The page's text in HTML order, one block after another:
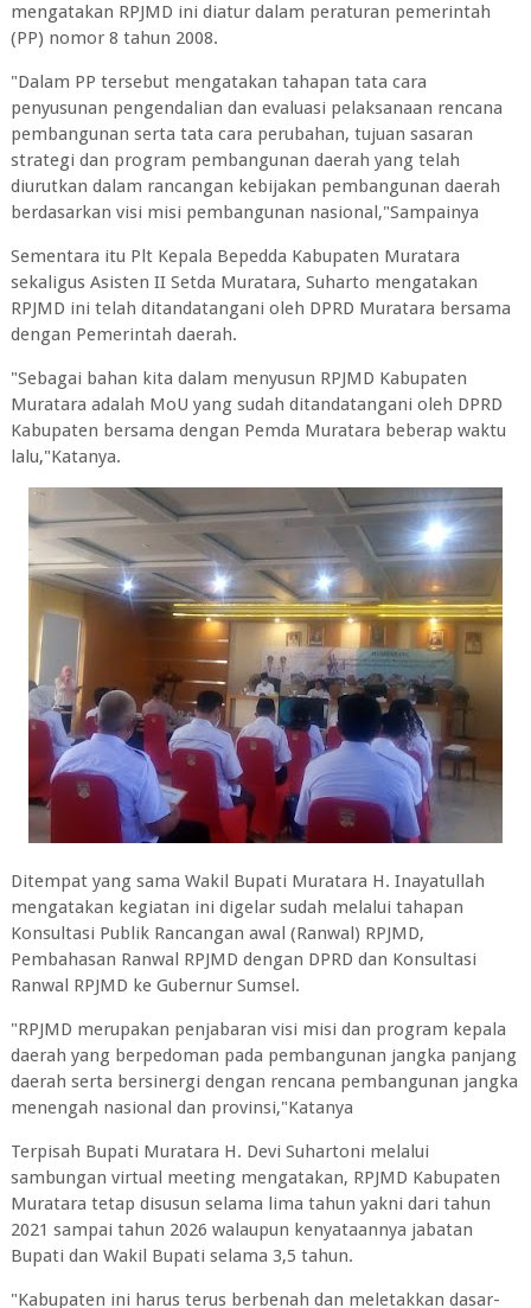
mengatakan RPJMD ini diatur dalam peraturan pemerintah
(PP) nomor 8 tahun 2008.
"Dalam PP tersebut mengatakan tahapan tata cara
penyusunan pengendalian dan evaluasi pelaksanaan rencana
pembangunan serta tata cara perubahan, tujuan sasaran
strategi dan program pembangunan daerah yang telah
diurutkan dalam rancangan kebijakan pembangunan daerah
berdasarkan visi misi pembangunan nasional,"Sampainya
Sementara itu Plt Kepala Bepedda Kabupaten Muratara
sekaligus Asisten II Setda Muratara, Suharto mengatakan
RPJMD ini telah ditandatangani oleh DPRD Muratara bersama
dengan Pemerintah daerah.
"Sebagai bahan kita dalam menyusun RPJMD Kabupaten
Muratara adalah MoU yang sudah ditandatangani oleh DPRD
Kabupaten bersama dengan Pemda Muratara beberap waktu
lalu,"Katanya.
Ditempat yang sama Wakil Bupati Muratara H. Inayatullah
mengatakan kegiatan ini digelar sudah melalui tahapan
Konsultasi Publik Rancangan awal (Ranwal) RPJMD,
Pembahasan Ranwal RPJMD dengan DPRD dan Konsultasi
Ranwal RPJMD ke Gubernur Sumsel.
"RPJMD merupakan penjabaran visi misi dan program kepala
daerah yang berpedoman pada pembangunan jangka panjang
daerah serta bersinergi dengan rencana pembangunan jangka
menengah nasional dan provinsi,"Katanya
Terpisah Bupati Muratara H. Devi Suhartoni melalui
sambungan virtual meeting mengatakan, RPJMD Kabupaten
Muratara tetap disusun selama lima tahun yakni dari tahun
2021 sampai tahun 2026 walaupun kenyataannya jabatan
Bupati dan Wakil Bupati selama 3,5 tahun.
"Kabupaten ini harus terus berbenah dan meletakkan dasar-